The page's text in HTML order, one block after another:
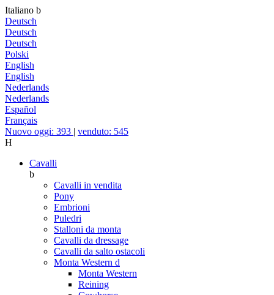
Italiano b
Deutsch
Deutsch
Deutsch
Polski
English
English
Nederlands
Nederlands
Español
Français
Nuovo oggi: 393 | venduto: 545
H
Cavalli
b
Cavalli in vendita
Pony
Embrioni
Puledri
Stalloni da monta
Cavalli da dressage
Cavalli da salto ostacoli
Monta Western d
Monta Western
Reining